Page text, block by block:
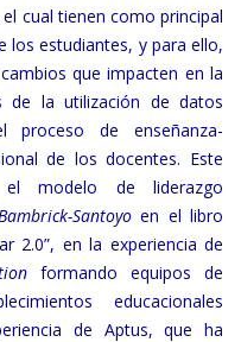
cual tienen como principal
los estudiantes, y para ello,
que impacten en la
de la utilización de datos
proceso de enseñanza-
de los docentes. Este
modelo de liderazgo
Santoyoen el libro
2.0”, en la experiencia de
formando equipos de
educacionales
de Aptus, que ha